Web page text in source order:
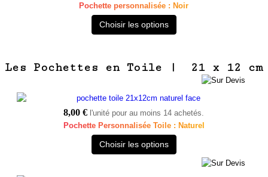
Pochette personnalisée : Noir
Choisir les options
Les Pochettes en Toile | 21 x 12 cm
8,00 € l'unité pour au moins 14 achetés.
Pochette Personnalisée Toile : Naturel
Choisir les options